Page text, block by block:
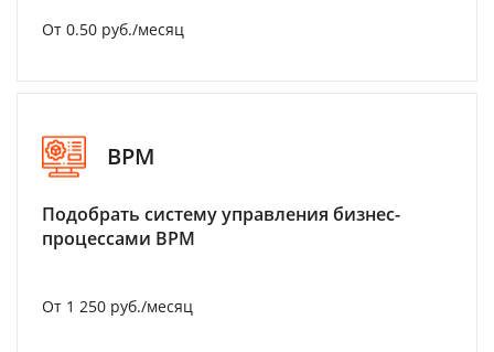
От 0.50 руб./месяц
BPM
Подобрать систему управления бизнес-
процессами BPM
От 1 250 руб./месяц